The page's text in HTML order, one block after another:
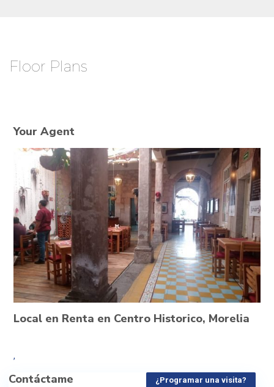
Floor Plans
Your Agent
Local en Renta en Centro Historico, Morelia
,
Contáctame ¿Programar una visita?